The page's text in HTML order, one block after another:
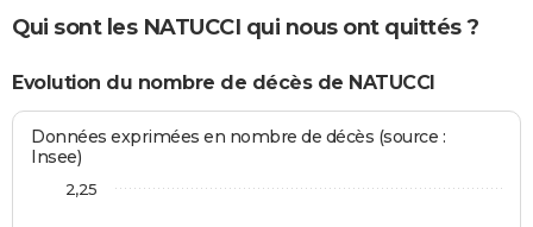
Qui sont les NATUCCI qui nous ont quittés ?
Evolution du nombre de décès de NATUCCI
Données exprimées en nombre de décès (source :
Insee)
2,25